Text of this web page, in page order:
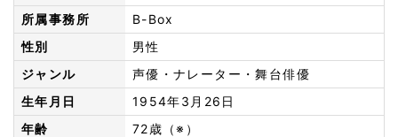
所属事務所
B-Box
性別
男性
ジャンル
声優・ナレーター・舞台俳優
生年月日
1954年3月26日
年齢
72歳（※）